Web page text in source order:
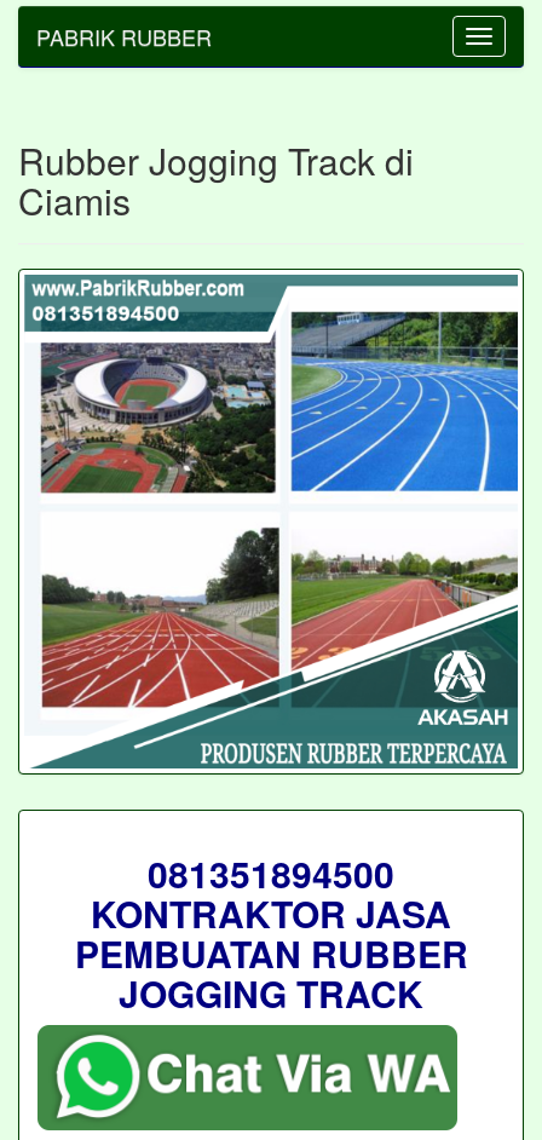
Toggle
PABRIK RUBBER
Rubber Jogging Track di
Ciamis
081351894500
KONTRAKTOR JASA
PEMBUATAN RUBBER
JOGGING TRACK